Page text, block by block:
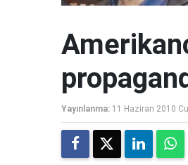
Yayınlanma: 11 Haziran 2010